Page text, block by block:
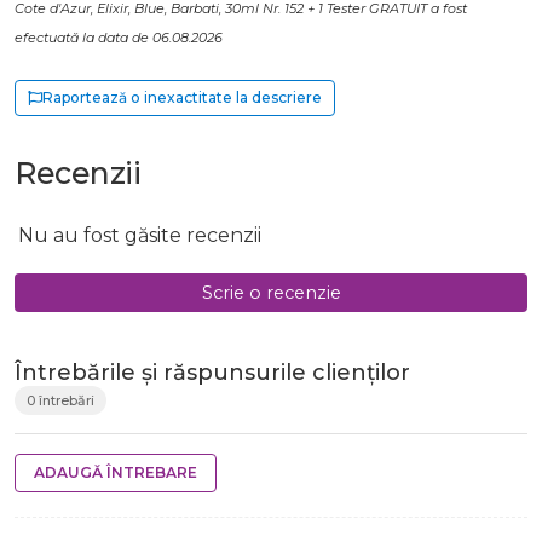
Cote d'Azur, Elixir, Blue, Barbati, 30ml Nr. 152 + 1 Tester GRATUIT a fost
efectuată la data de 06.08.2026
Raportează o inexactitate la descriere
Recenzii
Nu au fost găsite recenzii
Scrie o recenzie
Întrebările și răspunsurile clienților
0 întrebări
ADAUGĂ ÎNTREBARE